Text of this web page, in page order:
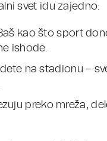
svet idu zajedno:
kao što sport
ishode.
na stadionu –
preko mreža,